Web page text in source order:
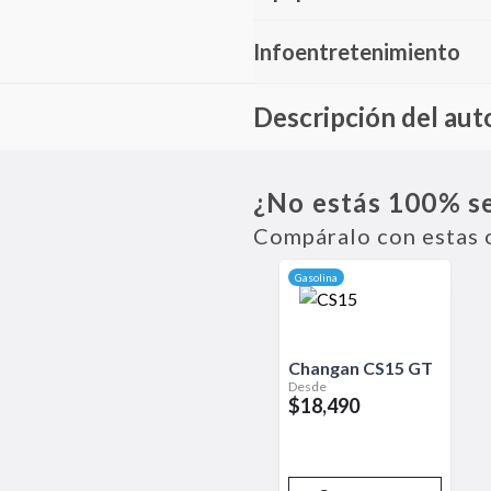
Infoentretenimiento
Descripción del
está bien equipado, con
con más rendimiento y una
¿No estás 100%
Compáralo con estas
Gasolina
Changan CS15 GT
Desde
$18,490